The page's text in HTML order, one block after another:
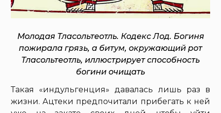
Молодая Тласольтеотль. Кодекс Лод. Богиня
пожирала грязь, а битум, окружающий рот
Тласольтеотль, иллюстрирует способность
богини очищать
Такая «индульгенция» давалась лишь раз в
жизни. Ацтеки предпочитали прибегать к ней